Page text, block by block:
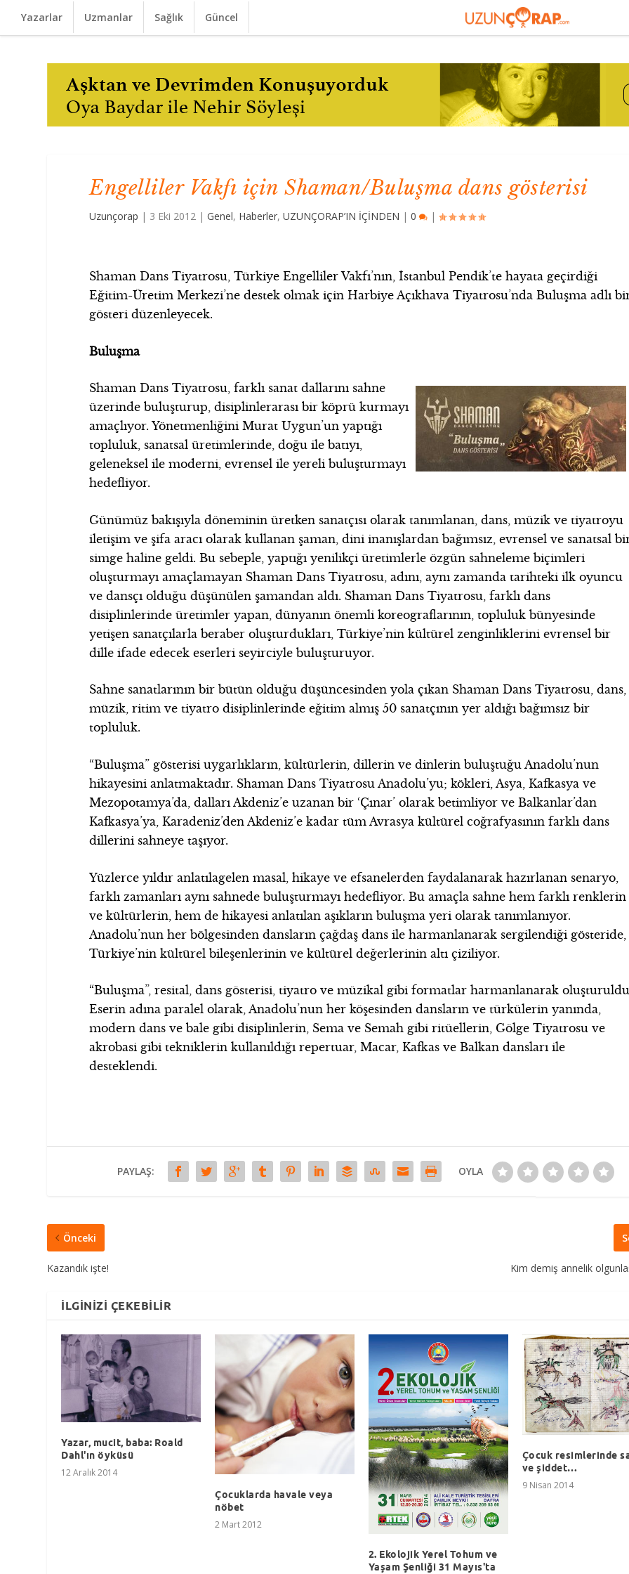
Yazarlar Uzmanlar Sağlık Güncel
Engelliler Vakfı için Shaman/Buluşma dans gösterisi
Uzunçorap | 3 Eki 2012 |Genel, Haberler,UZUNÇORAP’IN İÇİNDEN |0 |
Shaman Dans Tiyatrosu, Türkiye Engelliler Vakfı’nın, İstanbul Pendik’te hayata geçirdiği
Eğitim-Üretim Merkezi’ne destek olmak için Harbiye Açıkhava Tiyatrosu’nda Buluşma adlı
gösteri düzenleyecek.
Buluşma
Shaman Dans Tiyatrosu, farklı sanat dallarını sahne
üzerinde buluşturup, disiplinlerarası bir köprü kurmayı
amaçlıyor. Yönetmenliğini Murat Uygun’un yaptığı
topluluk, sanatsal üretimlerinde, doğu ile batıyı,
geleneksel ile moderni, evrensel ile yereli buluşturmayı
hedefliyor.
Günümüz bakışıyla döneminin üretken sanatçısı olarak tanımlanan, dans, müzik ve tiyatroyu
iletişim ve şifa aracı olarak kullanan şaman, dini inanışlardan bağımsız, evrensel ve sanatsal
simge haline geldi. Bu sebeple, yaptığı yenilikçi üretimlerle özgün sahneleme biçimleri
oluşturmayı amaçlamayan Shaman Dans Tiyatrosu, adını, aynı zamanda tarihteki ilk oyuncu
ve dansçı olduğu düşünülen şamandan aldı. Shaman Dans Tiyatrosu, farklı dans
disiplinlerinde üretimler yapan, dünyanın önemli koreograflarının, topluluk bünyesinde
yetişen sanatçılarla beraber oluşturdukları, Türkiye’nin kültürel zenginliklerini evrensel bir
dille ifade edecek eserleri seyirciyle buluşturuyor.
Sahne sanatlarının bir bütün olduğu düşüncesinden yola çıkan Shaman Dans Tiyatrosu, dans,
müzik, ritim ve tiyatro disiplinlerinde eğitim almış 50 sanatçının yer aldığı bağımsız bir
topluluk.
“Buluşma” gösterisi uygarlıkların, kültürlerin, dillerin ve dinlerin buluştuğu Anadolu’nun
hikayesini anlatmaktadır. Shaman Dans Tiyatrosu Anadolu’yu; kökleri, Asya, Kafkasya ve
Mezopotamya’da, dalları Akdeniz’e uzanan bir ‘Çınar’ olarak betimliyor ve Balkanlar’dan
Kafkasya’ya, Karadeniz’den Akdeniz’e kadar tüm Avrasya kültürel coğrafyasının farklı dans
dillerini sahneye taşıyor.
Yüzlerce yıldır anlatılagelen masal, hikaye ve efsanelerden faydalanarak hazırlanan senaryo,
farklı zamanları aynı sahnede buluşturmayı hedefliyor. Bu amaçla sahne hem farklı renklerin
ve kültürlerin, hem de hikayesi anlatılan aşıkların buluşma yeri olarak tanımlanıyor.
Anadolu’nun her bölgesinden dansların çağdaş dans ile harmanlanarak sergilendiği gösteride,
Türkiye’nin kültürel bileşenlerinin ve kültürel değerlerinin altı çiziliyor.
“Buluşma”, resital, dans gösterisi, tiyatro ve müzikal gibi formatlar harmanlanarak
Eserin adına paralel olarak, Anadolu’nun her köşesinden dansların ve türkülerin yanında,
modern dans ve bale gibi disiplinlerin, Sema ve Semah gibi ritüellerin, Gölge Tiyatrosu ve
akrobasi gibi tekniklerin kullanıldığı repertuar, Macar, Kafkas ve Balkan dansları ile
desteklendi.
PAYLAŞ: OYLA
Önceki
Kazandık işte! Kim demiş annelik
İLGINIZI ÇEKEBILIR
Yazar, mucit, baba: Roald
Dahl'ın öyküsü
12 Aralık 2014
Çocuklarda havale veya
nöbet
2 Mart 2012
2. Ekolojik Yerel Tohum ve
Yaşam Şenliği 31 Mayıs'ta
Çocuk resimlerinde
ve şiddet…
9 Nisan 2014